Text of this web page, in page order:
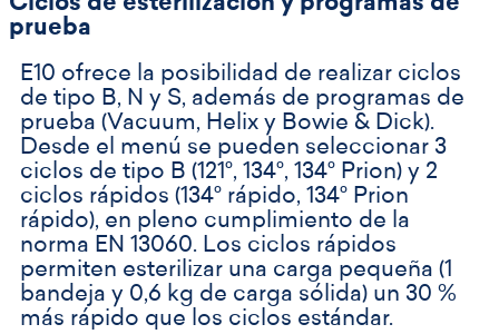
prueba
E10 ofrece la posibilidad de realizar ciclos
de tipo B, N y S, además de programas de
prueba (Vacuum, Helix y Bowie & Dick).
Desde el menú se pueden seleccionar 3
ciclos de tipo B (121°, 134°, 134° Prion) y 2
ciclos rápidos (134° rápido, 134° Prion
rápido), en pleno cumplimiento de la
norma EN 13060. Los ciclos rápidos
permiten esterilizar una carga pequeña (1
bandeja y 0,6 kg de carga sólida) un 30 %
más rápido que los ciclos estándar.